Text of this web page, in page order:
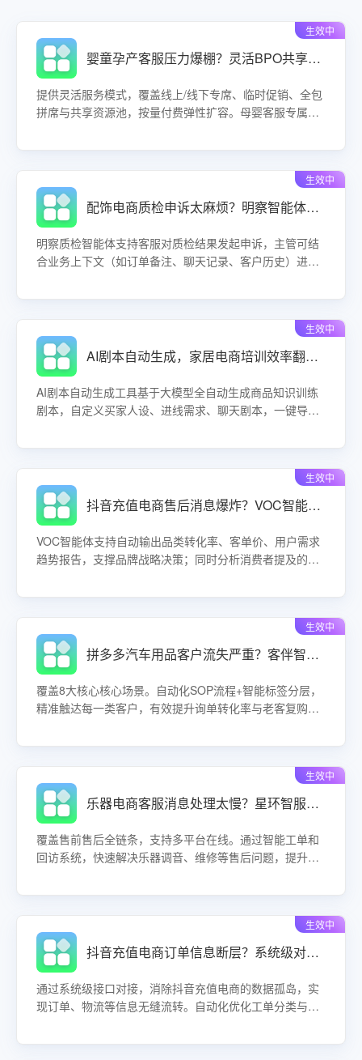
生效中
婴童孕产客服压力爆棚？灵活BPO共享坐席让售后成本直降50%！
提供灵活服务模式，覆盖线上/线下专席、临时促销、全包
拼席与共享资源池，按量付费弹性扩容。母婴客服专属培
波谷时撤场不养闲，综合降低客服成本30%-50%。适用于
生效中
配饰电商质检申诉太麻烦？明察智能体一键申诉调整，主管复核更公平！
明察质检智能体支持客服对质检结果发起申诉，主管可结
合业务上下文（如订单备注、聊天记录、客户历史）进行
激发客服改进动力，减少纠纷，提升团队运营效率。
生效中
AI剧本自动生成，家居电商培训效率翻倍？一键搞定多意图训练！
AI剧本自动生成工具基于大模型全自动生成商品知识训练
剧本，自定义买家人设、进线需求、聊天剧本，一键导入
实战能力。
生效中
抖音充值电商售后消息爆炸？VOC智能体自动生成转化率报告，决策快人一步！
VOC智能体支持自动输出品类转化率、客单价、用户需求
趋势报告，支撑品牌战略决策；同时分析消费者提及的竞
告别人工拉数、滞后分析，让每一次运营动作都有数据支
生效中
拼多多汽车用品客户流失严重？客伴智能体全链路运营稳留存促复购！
覆盖8大核心核心场景。自动化SOP流程+智能标签分层，
精准触达每一类客户，有效提升询单转化率与老客复购
低运营成本，实现生意增量。
生效中
乐器电商客服消息处理太慢？星环智服全链路系统让售后响应效率翻倍！
覆盖售前售后全链条，支持多平台在线。通过智能工单和
回访系统，快速解决乐器调音、维修等售后问题，提升客
生效中
抖音充值电商订单信息断层？系统级对接实现物流与工单自动流转！
通过系统级接口对接，消除抖音充值电商的数据孤岛，实
现订单、物流等信息无缝流转。自动化优化工单分类与任
业高效运营。